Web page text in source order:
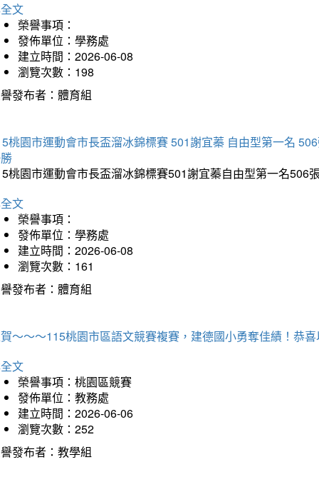
文
榮譽事項：
發佈單位：學務處
建立時間：2026-06-08
瀏覽次數：198
發布者：體育組
桃園市運動會市長盃溜冰錦標賽 501謝宜蓁 自由型第一名
桃園市運動會市長盃溜冰錦標賽501謝宜蓁自由型第一名
文
榮譽事項：
發佈單位：學務處
建立時間：2026-06-08
瀏覽次數：161
發布者：體育組
～～～115桃園市區語文競賽複賽，建德國小勇奪佳績！恭
文
榮譽事項：桃園區競賽
發佈單位：教務處
建立時間：2026-06-06
瀏覽次數：252
發布者：教學組